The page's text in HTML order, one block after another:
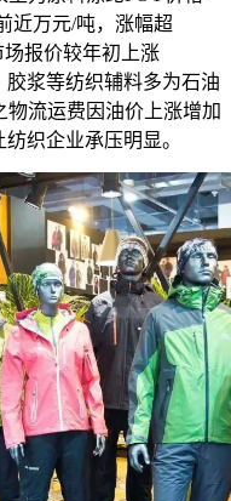
近万元/吨，涨幅超
报价较年初上涨
胶浆等纺织辅料多为石油
流运费因油价上涨增加
织企业承压明显。